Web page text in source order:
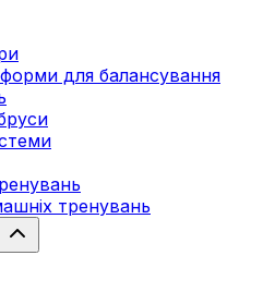
для балансування
тренувань